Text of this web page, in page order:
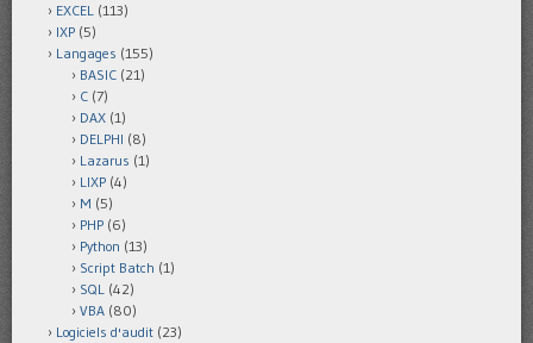
EXCEL (113)
IXP (5)
Langages (155)
BASIC (21)
C (7)
DAX (1)
DELPHI (8)
Lazarus (1)
LIXP (4)
M (5)
PHP (6)
Python (13)
Script Batch (1)
SQL (42)
VBA (80)
Logiciels d'audit (23)